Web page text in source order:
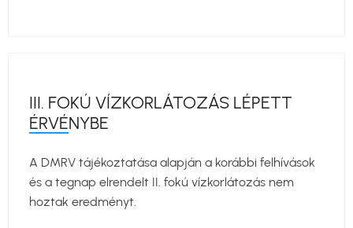
III. FOKÚ VÍZKORLÁTOZÁS LÉPETT
ÉRVÉNYBE
A DMRV tájékoztatása alapján a korábbi felhívások
és a tegnap elrendelt II. fokú vízkorlátozás nem
hoztak eredményt.